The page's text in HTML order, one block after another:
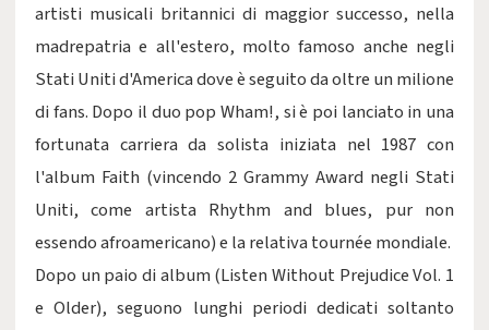
artisti musicali britannici di maggior successo, nella
madrepatria e all'estero, molto famoso anche negli
Stati Uniti d'America dove è seguito da oltre un milione
di fans. Dopo il duo pop Wham!, si è poi lanciato in una
fortunata carriera da solista iniziata nel 1987 con
l'album Faith (vincendo 2 Grammy Award negli Stati
Uniti, come artista Rhythm and blues, pur non
essendo afroamericano) e la relativa tournée mondiale.
Dopo un paio di album (Listen Without Prejudice Vol. 1
e Older), seguono lunghi periodi dedicati soltanto